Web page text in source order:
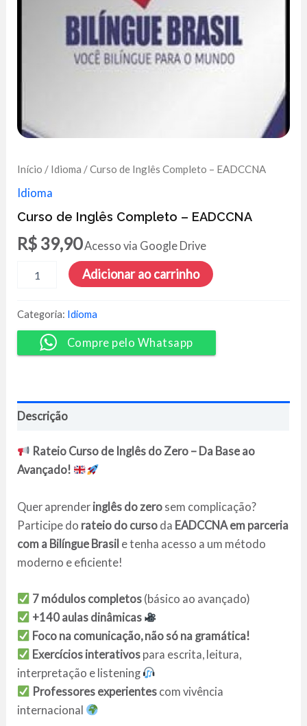
Início / Idioma / Curso de Inglês Completo – EADCCNA
Idioma
Curso de Inglês Completo – EADCCNA
R$ 39,90Acesso via Google Drive
Completo
-
EADCCNA
quantidade
Adicionar ao carrinho
Categoria: Idioma
Compre pelo Whatsapp
Descrição
Rateio Curso de Inglês do Zero – Da Base ao
Avançado!
Quer aprender inglês do zero sem complicação?
Participe do rateio do curso da EADCCNA em parceria
com a Bilíngue Brasil e tenha acesso a um método
moderno e eficiente!
7 módulos completos(básico ao avançado)
+140 aulas dinâmicas
Foco na comunicação, não só na gramática!
Exercícios interativospara escrita, leitura,
interpretação e listening
Professores experientescom vivência
internacional